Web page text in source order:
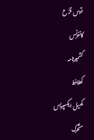
قوس قزح
کانفرنس
کشمیرنامہ
کھلاخط
کھیل ایکسپریس
متحرك